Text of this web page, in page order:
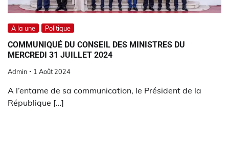
A la une Politique
COMMUNIQUÉ DU CONSEIL DES MINISTRES DU
MERCREDI 31 JUILLET 2024
Admin 1 Août 2024
A l’entame de sa communication, le Président de la
République […]